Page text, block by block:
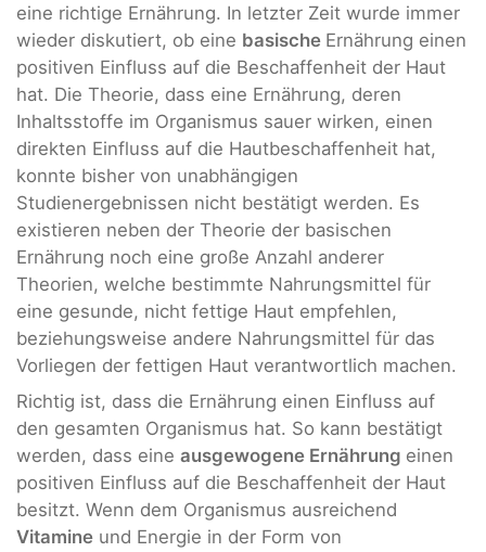
eine richtige Ernährung. In letzter Zeit wurde immer
wieder diskutiert, ob eine basische Ernährung einen
positiven Einfluss auf die Beschaffenheit der Haut
hat. Die Theorie, dass eine Ernährung, deren
Inhaltsstoffe im Organismus sauer wirken, einen
direkten Einfluss auf die Hautbeschaffenheit hat,
konnte bisher von unabhängigen
Studienergebnissen nicht bestätigt werden. Es
existieren neben der Theorie der basischen
Ernährung noch eine große Anzahl anderer
Theorien, welche bestimmte Nahrungsmittel für
eine gesunde, nicht fettige Haut empfehlen,
beziehungsweise andere Nahrungsmittel für das
Vorliegen der fettigen Haut verantwortlich machen.
Richtig ist, dass die Ernährung einen Einfluss auf
den gesamten Organismus hat. So kann bestätigt
werden, dass eine ausgewogene Ernährung einen
positiven Einfluss auf die Beschaffenheit der Haut
besitzt. Wenn dem Organismus ausreichend
Vitamine und Energie in der Form von